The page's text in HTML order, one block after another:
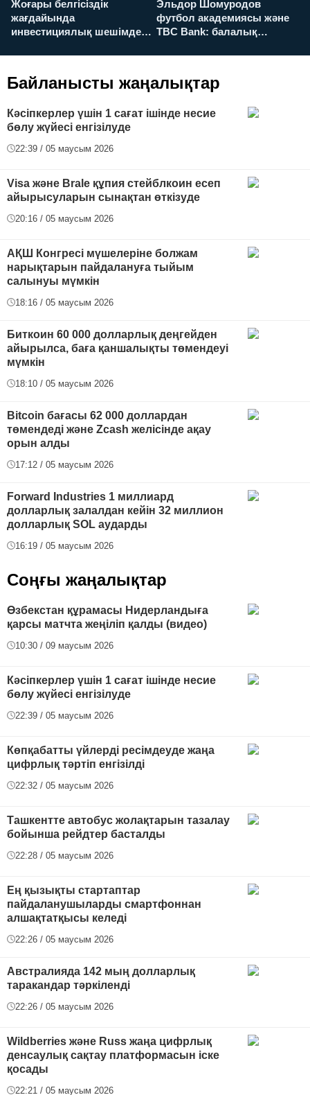
Жоғары белгісіздік
жағдайында
инвестициялық шешімдер
Эльдор Шомуродов
футбол академиясы және
TBC Bank: балалық
Байланысты жаңалықтар
Кәсіпкерлер үшін 1 сағат ішінде несие
бөлу жүйесі енгізілуде
22:39 / 05 маусым 2026
Visa және Brale құпия стейблкоин есеп
айырысуларын сынақтан өткізуде
20:16 / 05 маусым 2026
АҚШ Конгресі мүшелеріне болжам
нарықтарын пайдалануға тыйым
салынуы мүмкін
18:16 / 05 маусым 2026
Биткоин 60 000 долларлық деңгейден
айырылса, баға қаншалықты төмендеуі
мүмкін
18:10 / 05 маусым 2026
Bitcoin бағасы 62 000 доллардан
төмендеді және Zcash желісінде ақау
орын алды
17:12 / 05 маусым 2026
Forward Industries 1 миллиард
долларлық залалдан кейін 32 миллион
долларлық SOL аударды
16:19 / 05 маусым 2026
Соңғы жаңалықтар
Өзбекстан құрамасы Нидерландыға
қарсы матчта жеңіліп қалды (видео)
10:30 / 09 маусым 2026
Кәсіпкерлер үшін 1 сағат ішінде несие
бөлу жүйесі енгізілуде
22:39 / 05 маусым 2026
Көпқабатты үйлерді ресімдеуде жаңа
цифрлық тәртіп енгізілді
22:32 / 05 маусым 2026
Ташкентте автобус жолақтарын тазалау
бойынша рейдтер басталды
22:28 / 05 маусым 2026
Ең қызықты стартаптар
пайдаланушыларды смартфоннан
алшақтатқысы келеді
22:26 / 05 маусым 2026
Австралияда 142 мың долларлық
таракандар тәркіленді
22:26 / 05 маусым 2026
Wildberries және Russ жаңа цифрлық
денсаулық сақтау платформасын іске
қосады
22:21 / 05 маусым 2026